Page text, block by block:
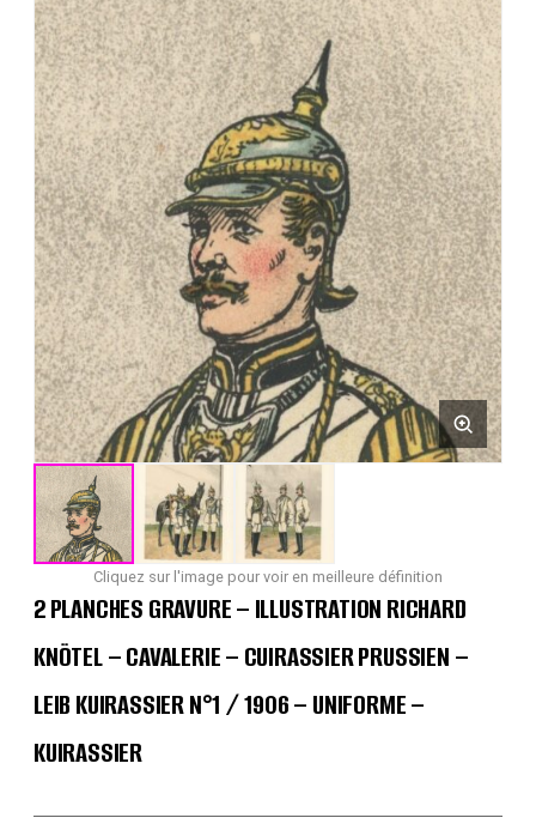
Cliquez sur l'image pour voir en meilleure définition
2 PLANCHES GRAVURE – ILLUSTRATION RICHARD
KNÖTEL – CAVALERIE – CUIRASSIER PRUSSIEN –
LEIB KUIRASSIER N°1 / 1906 – UNIFORME –
KUIRASSIER